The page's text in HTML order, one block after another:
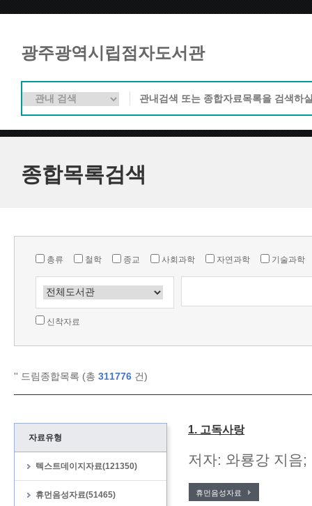
광주광역시립점자도서관
종합목록검색
총류 철학 종교 사회과학 자연과학 기술과학
신착자료
'' 드림종합목록 (총 311776 건)
자료유형
텍스트데이지자료(121350)
휴먼음성자료(51465)
1. 고독사랑
저자: 와룡강 지음
휴먼음성자료